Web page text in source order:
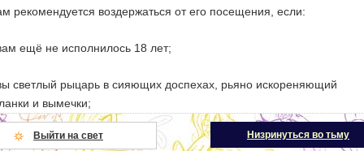
Годнота с хеппи эндом. Интересно конечно кто
за кадром... Успехов и воображения тебе, бро! 10-ть из 10-
Ответить #
то НЁХ рыбку? Конечно это Флаттершай, лол.
рекомендуется воздержаться от его посещения, если:
ещё не исполнилось 18 лет;
светлый рыцарь в сияющих доспехах, рьяно искореняющий
и вымечки;
ваши моральные устои слишком шатки и могут рухнуть от малейших
Выйти на свет Низринуться во тьму